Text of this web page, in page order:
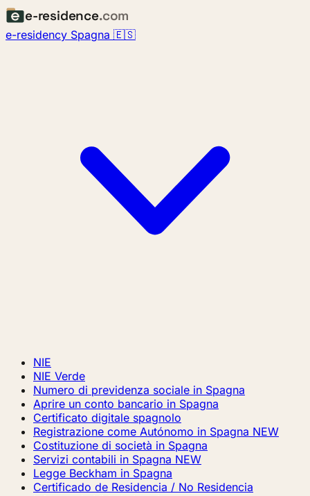
e-residence.com
e-residency Spagna 🇪🇸
NIE
NIE Verde
Numero di previdenza sociale in Spagna
Aprire un conto bancario in Spagna
Certificato digitale spagnolo
Registrazione come Autónomo in Spagna NEW
Costituzione di società in Spagna
Servizi contabili in Spagna NEW
Legge Beckham in Spagna
Certificado de Residencia / No Residencia